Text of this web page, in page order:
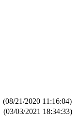
(08/21/2020 11:16:04)
(03/03/2021 18:34:33)